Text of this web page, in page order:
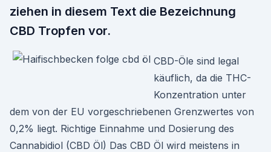
ziehen in diesem Text die Bezeichnung
CBD Tropfen vor.
CBD-Öle sind legal
käuflich, da die THC-
Konzentration unter
dem von der EU vorgeschriebenen Grenzwertes von
0,2% liegt. Richtige Einnahme und Dosierung des
Cannabidiol (CBD Öl) Das CBD Öl wird meistens in